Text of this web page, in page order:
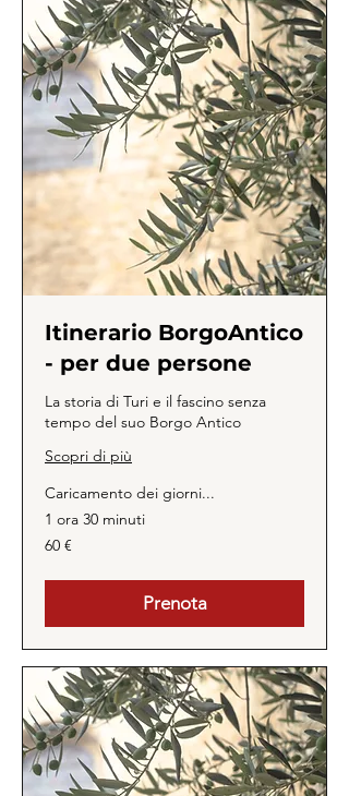
Itinerario BorgoAntico
- per due persone
La storia di Turi e il fascino senza
tempo del suo Borgo Antico
Scopri di più
Caricamento dei giorni...
1 ora 30 minuti
60
euro
60 €
Prenota